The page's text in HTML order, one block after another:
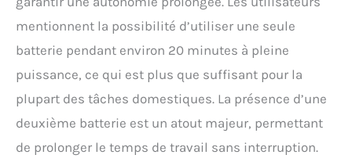
souffleurs de feuilles est
sans fil, vous permettant
l'utiliser sans restriction.
Doté d'un corps
poignée en caoutchouc
qui épouse naturellement
soufflement, il offre
mentionnent la possibilité d’utiliser une seule
batterie pendant environ 20 minutes à pleine
puissance, ce qui est plus que suffisant pour la
plupart des tâches domestiques. La présence d’une
deuxième batterie est un atout majeur, permettant
de prolonger le temps de travail sans interruption.